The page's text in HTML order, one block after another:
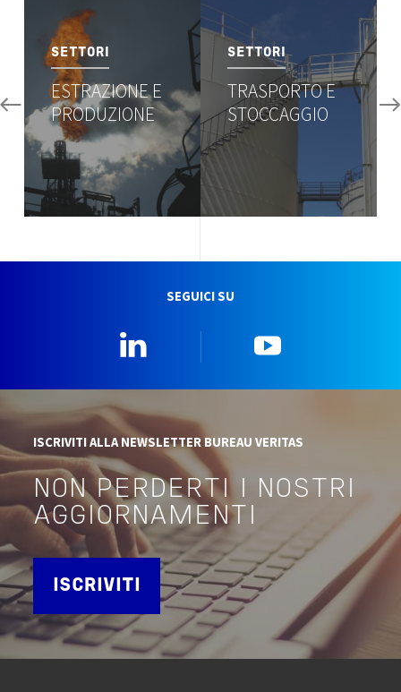
SETTORI
ESTRAZIONE E
PRODUZIONE
SETTORI
TRASPORTO E
STOCCAGGIO
SEGUICI SU
ISCRIVITI ALLA NEWSLETTER BUREAU VERITAS
NON PERDERTI I NOSTRI
AGGIORNAMENTI
ISCRIVITI